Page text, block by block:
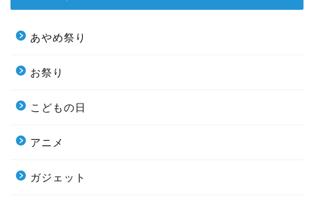
あやめ祭り
お祭り
こどもの日
アニメ
ガジェット